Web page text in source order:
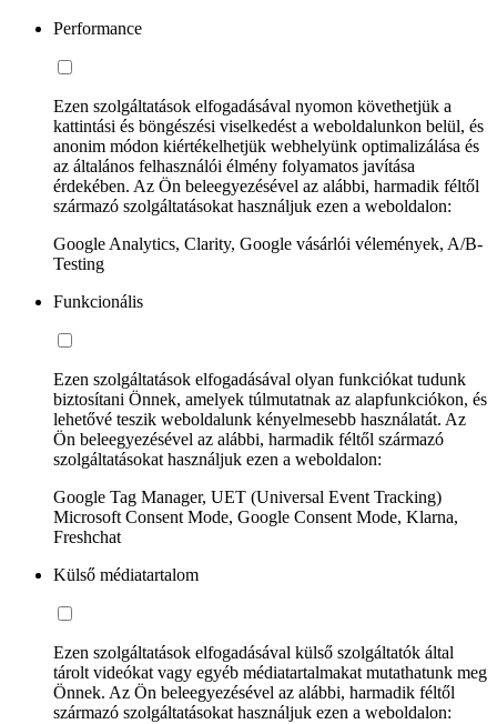
Performance
Ezen szolgáltatások elfogadásával nyomon követhetjük a
kattintási és böngészési viselkedést a weboldalunkon belül, és
anonim módon kiértékelhetjük webhelyünk optimalizálása és
az általános felhasználói élmény folyamatos javítása
érdekében. Az Ön beleegyezésével az alábbi, harmadik féltől
származó szolgáltatásokat használjuk ezen a weboldalon:
Google Analytics, Clarity, Google vásárlói vélemények, A/B-
Testing
Funkcionális
Ezen szolgáltatások elfogadásával olyan funkciókat tudunk
biztosítani Önnek, amelyek túlmutatnak az alapfunkciókon, és
lehetővé teszik weboldalunk kényelmesebb használatát. Az
Ön beleegyezésével az alábbi, harmadik féltől származó
szolgáltatásokat használjuk ezen a weboldalon:
Google Tag Manager, UET (Universal Event Tracking)
Microsoft Consent Mode, Google Consent Mode, Klarna,
Freshchat
Külső médiatartalom
Ezen szolgáltatások elfogadásával külső szolgáltatók által
tárolt videókat vagy egyéb médiatartalmakat mutathatunk meg
Önnek. Az Ön beleegyezésével az alábbi, harmadik féltől
származó szolgáltatásokat használjuk ezen a weboldalon: